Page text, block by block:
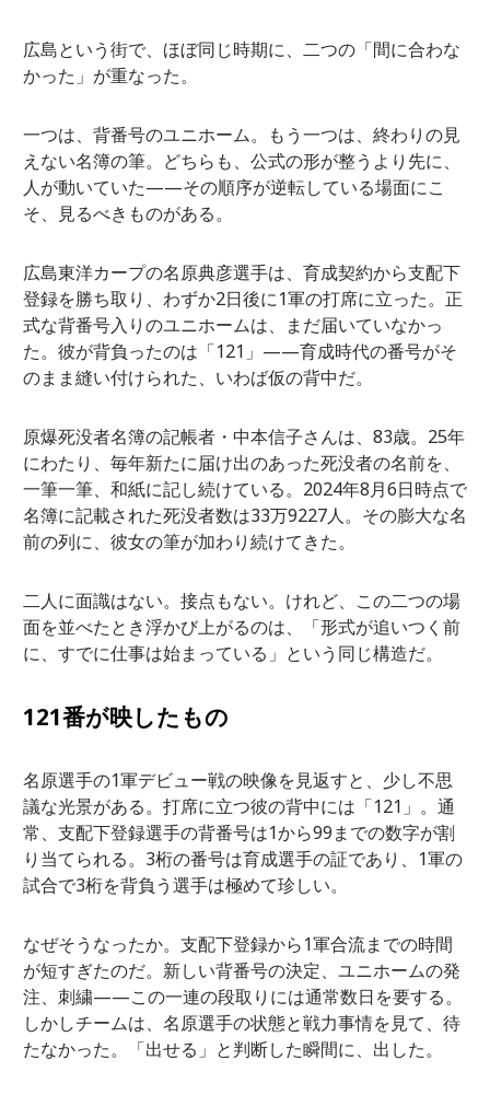
広島という街で、ほぼ同じ時期に、二つの「間に合わな
かった」が重なった。
一つは、背番号のユニホーム。もう一つは、終わりの見
えない名簿の筆。どちらも、公式の形が整うより先に、
人が動いていた——その順序が逆転している場面にこ
そ、見るべきものがある。
広島東洋カープの名原典彦選手は、育成契約から支配下
登録を勝ち取り、わずか2日後に1軍の打席に立った。正
式な背番号入りのユニホームは、まだ届いていなかっ
た。彼が背負ったのは「121」——育成時代の番号がそ
のまま縫い付けられた、いわば仮の背中だ。
原爆死没者名簿の記帳者・中本信子さんは、83歳。25年
にわたり、毎年新たに届け出のあった死没者の名前を、
一筆一筆、和紙に記し続けている。2024年8月6日時点で
名簿に記載された死没者数は33万9227人。その膨大な名
前の列に、彼女の筆が加わり続けてきた。
二人に面識はない。接点もない。けれど、この二つの場
面を並べたとき浮かび上がるのは、「形式が追いつく前
に、すでに仕事は始まっている」という同じ構造だ。
121番が映したもの
名原選手の1軍デビュー戦の映像を見返すと、少し不思
議な光景がある。打席に立つ彼の背中には「121」。通
常、支配下登録選手の背番号は1から99までの数字が割
り当てられる。3桁の番号は育成選手の証であり、1軍の
試合で3桁を背負う選手は極めて珍しい。
なぜそうなったか。支配下登録から1軍合流までの時間
が短すぎたのだ。新しい背番号の決定、ユニホームの発
注、刺繍——この一連の段取りには通常数日を要する。
しかしチームは、名原選手の状態と戦力事情を見て、待
たなかった。「出せる」と判断した瞬間に、出した。